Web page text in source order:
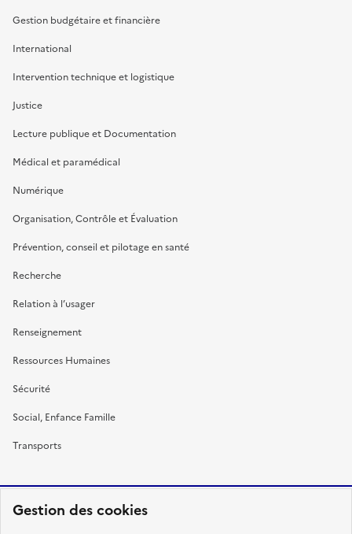
Gestion des cookies
Gestion budgétaire et financière
International
Intervention technique et logistique
Justice
Lecture publique et Documentation
Médical et paramédical
Numérique
Organisation, Contrôle et Évaluation
Prévention, conseil et pilotage en santé
Recherche
Relation à l’usager
Renseignement
Ressources Humaines
Sécurité
Social, Enfance Famille
Transports